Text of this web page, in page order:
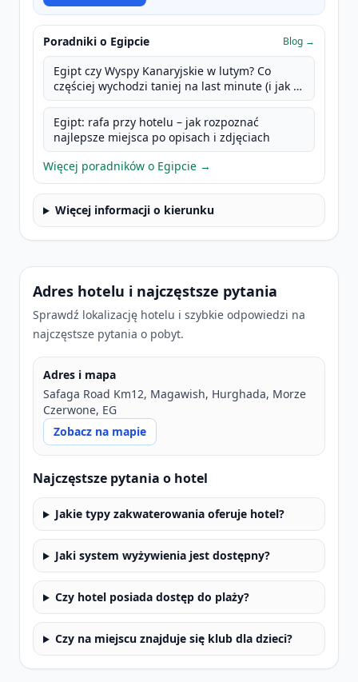
Poradniki o Egipcie Blog →
Egipt czy Wyspy Kanaryjskie w lutym? Co
częściej wychodzi taniej na last minute (i jak to
szybko sprawdzić)
Egipt: rafa przy hotelu – jak rozpoznać
najlepsze miejsca po opisach i zdjęciach
Więcej poradników o Egipcie →
Więcej informacji o kierunku
Adres hotelu i najczęstsze pytania
Sprawdź lokalizację hotelu i szybkie odpowiedzi na
najczęstsze pytania o pobyt.
Adres i mapa
Safaga Road Km12, Magawish, Hurghada, Morze
Czerwone, EG
Zobacz na mapie
Najczęstsze pytania o hotel
Jakie typy zakwaterowania oferuje hotel?
Jaki system wyżywienia jest dostępny?
Czy hotel posiada dostęp do plaży?
Czy na miejscu znajduje się klub dla dzieci?